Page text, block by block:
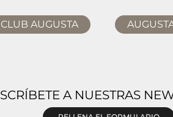
CLUB AUGUSTA
A NUESTRAS